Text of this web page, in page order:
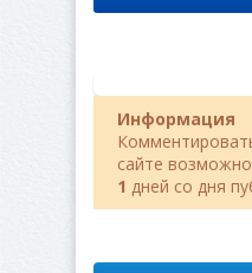
Информация
сайте
1 дней со дня